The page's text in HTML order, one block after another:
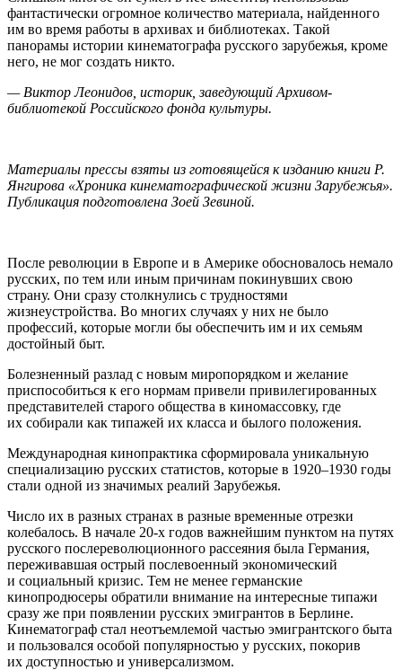
фантастически огромное количество материала, найденного
им во время работы в архивах и библиотеках. Такой
панорамы истории кинематографа русского зарубежья, кроме
него, не мог создать никто.
— Виктор Леонидов, историк, заведующий Архивом-
библиотекой Российского фонда культуры.
Материалы прессы взяты из готовящейся к изданию книги Р.
Янгирова «Хроника кинематографической жизни Зарубежья».
Публикация подготовлена Зоей Зевиной.
После революции в Европе и в Америке обосновалось немало
русских, по тем или иным причинам покинувших свою
страну. Они сразу столкнулись с трудностями
жизнеустройства. Во многих случаях у них не было
профессий, которые могли бы обеспечить им и их семьям
достойный быт.
Болезненный разлад с новым миропорядком и желание
приспособиться к его нормам привели привилегированных
представителей старого общества в киномассовку, где
их собирали как типажей их класса и былого положения.
Международная кинопрактика сформировала уникальную
специализацию русских статистов, которые в 1920–1930 годы
стали одной из значимых реалий Зарубежья.
Число их в разных странах в разные временные отрезки
колебалось. В начале 20-х годов важнейшим пунктом на путях
русского послереволюционного рассеяния была Германия,
переживавшая острый послевоенный экономический
и социальный кризис. Тем не менее германские
кинопродюсеры обратили внимание на интересные типажи
сразу же при появлении русских эмигрантов в Берлине.
Кинематограф стал неотъемлемой частью эмигрантского быта
и пользовался особой популярностью у русских, покорив
их доступностью и универсализмом.